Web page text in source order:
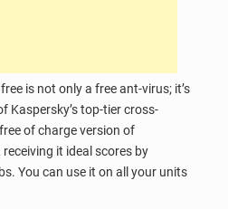
is not only a free ant-virus; it’s
Kaspersky’s top-tier cross-
of charge version of
it ideal scores by
You can use it on all your units